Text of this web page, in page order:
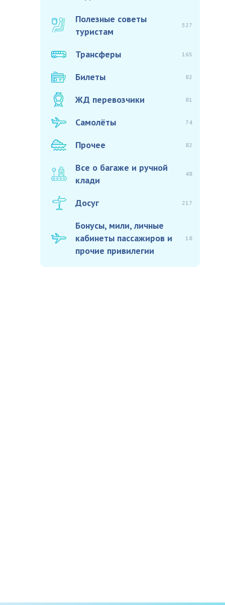
Полезные советы
туристам
527
Трансферы 165
Билеты 82
ЖД перевозчики 81
Самолёты 74
Прочее 82
Все о багаже и ручной
клади
48
Досуг 217
Бонусы, мили, личные
кабинеты пассажиров и
прочие привилегии
18